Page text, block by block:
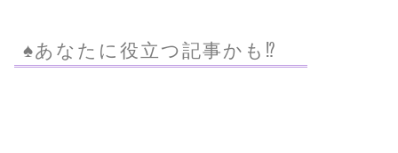
♠︎あなたに役立つ記事かも⁉︎